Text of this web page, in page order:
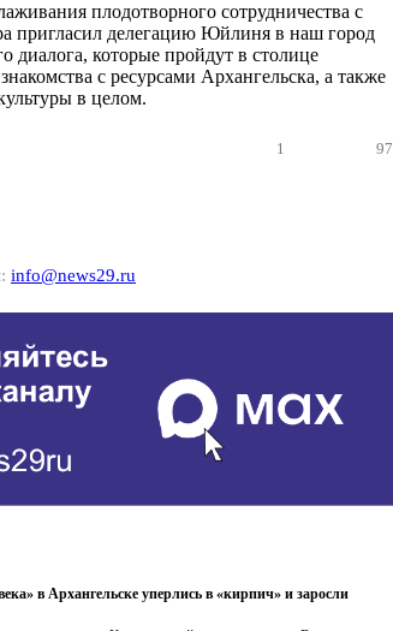
плодотворного сотрудничества с
пригласил делегацию Юйлиня в наш город
диалога, которые пройдут в столице
с ресурсами Архангельска, а также
в целом.
1 97
info@news29.ru
в Архангельске уперлись в «кирпич» и заросли